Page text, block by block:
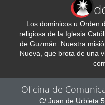
Los dominicos u Orden
religiosa de la Iglesia
de Guzmán. Nuestra
Nueva, que brota de una
Oficina de
C/ Juan de Urbieta